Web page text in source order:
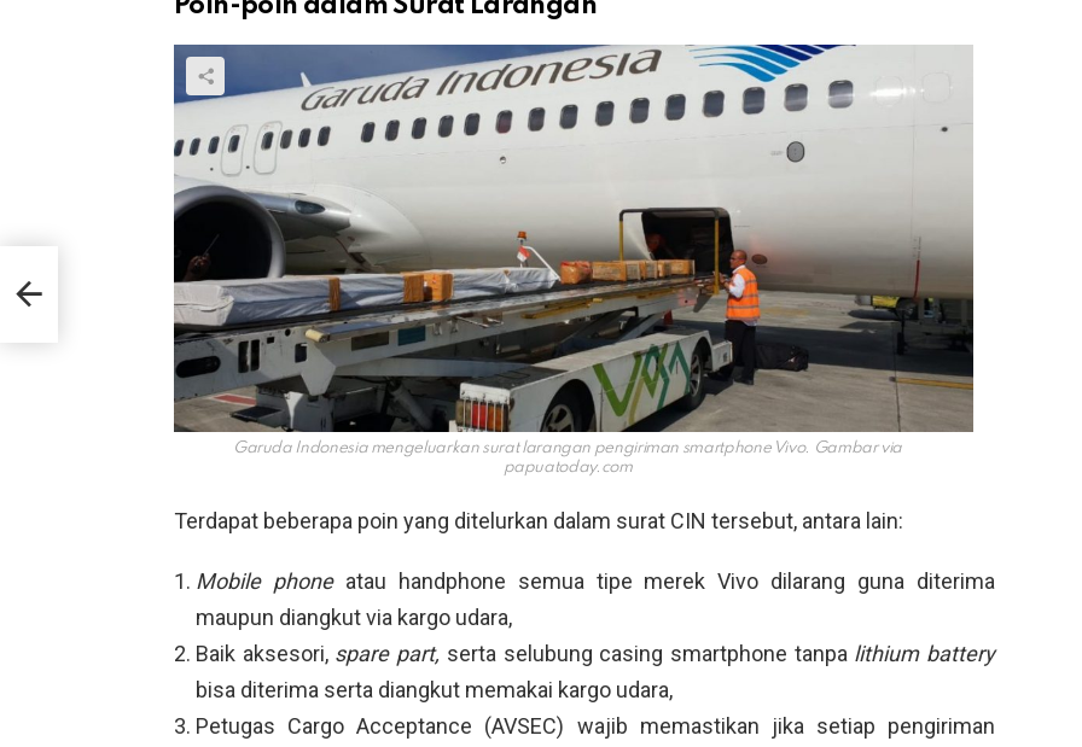
Poin-poin dalam Surat Larangan
Garuda Indonesia mengeluarkan surat larangan pengiriman smartphone Vivo. Gambar via
papuatoday.com
Terdapat beberapa poin yang ditelurkan dalam surat CIN tersebut, antara lain:
Mobile phone atau handphone semua tipe merek Vivo dilarang guna diterima
maupun diangkut via kargo udara,
Baik aksesori,spare part, serta selubung casing smartphone tanpa lithium battery
bisa diterima serta diangkut memakai kargo udara,
Petugas Cargo Acceptance (AVSEC) wajib memastikan jika setiap pengiriman